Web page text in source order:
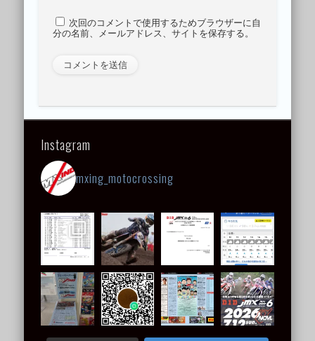
次回のコメントで使用するためブラウザーに自
分の名前、メールアドレス、サイトを保存する。
Instagram
mxing_motocrossing